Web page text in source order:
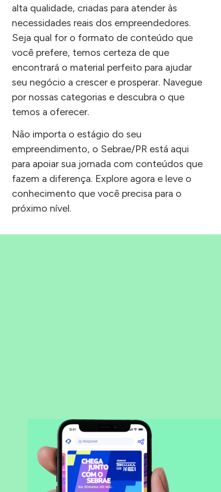
alta qualidade, criadas para atender às
necessidades reais dos empreendedores.
Seja qual for o formato de conteúdo que
você prefere, temos certeza de que
encontrará o material perfeito para ajudar
seu negócio a crescer e prosperar. Navegue
por nossas categorias e descubra o que
temos a oferecer.
Não importa o estágio do seu
empreendimento, o Sebrae/PR está aqui
para apoiar sua jornada com conteúdos que
fazem a diferença. Explore agora e leve o
conhecimento que você precisa para o
próximo nível.